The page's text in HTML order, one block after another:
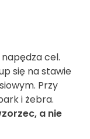
cel.
się na stawie
Przy
i żebra.
a nie